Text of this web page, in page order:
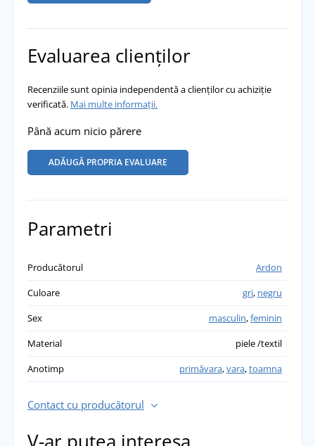
Evaluarea clienților
Recenziile sunt opinia independentă a clienților cu achiziție
verificată. Mai multe informații.
Până acum nicio părere
ADĂUGĂ PROPRIA EVALUARE
Parametri
Producătorul
Ardon
Culoare
gri, negru
Sex
masculin,feminin
Material
piele /textil
Anotimp
primăvara,vara,toamna
Contact cu producătorul
V-ar putea interesa